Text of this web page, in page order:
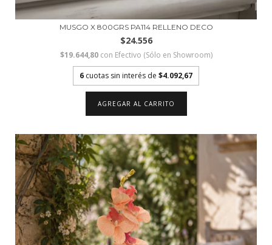
MUSGO X 800GRS PA114 RELLENO DECO
$24.556
$19.644,80 con Efectivo (Sólo en Showroom)
6 cuotas sin interés de $4.092,67